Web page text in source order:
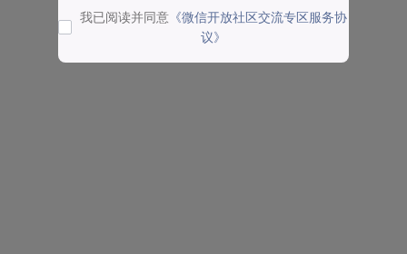
我已阅读并同意 《微信开放社区交流专区服务协
议》